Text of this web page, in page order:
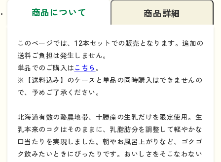
商品について 商品詳細
このページでは、12本セットでの販売となります。追加の
送料ご負担は発生しません。
単品でのご購入はこちら 。
※【送料込み】のケースと単品の同時購入はできませんの
で、予めご了承ください。
北海道有数の酪農地帯、十勝産の生乳だけを限定使用。生
乳本来のコクはそのままに、乳脂肪分を調整して軽やかな
口当たりを実現しました。朝やお風呂上がりなど、ゴクゴ
ク飲みたいときにぴったりです。おいしさをそこなわない